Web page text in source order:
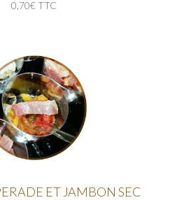
0,70€ TTC
ET JAMBON SEC